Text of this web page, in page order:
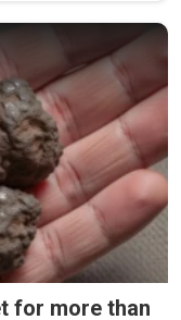
for more than